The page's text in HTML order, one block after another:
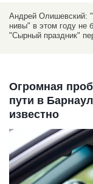
Андрей Олишевский:
нивы" в этом году не
"Сырный праздник"
Огромная
пути в
известно